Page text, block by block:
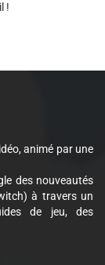
!
animé par une
des nouveautés
à travers un
de jeu, des